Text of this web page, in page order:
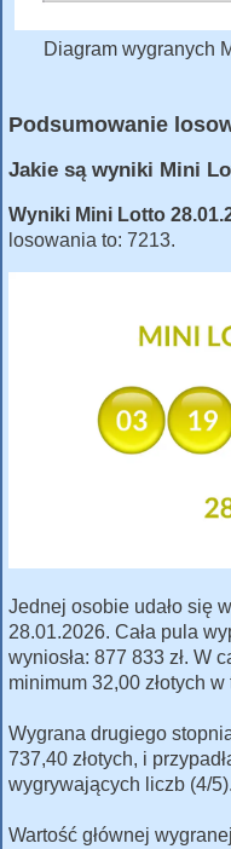
Diagram wygranych
Podsumowanie
Jakie są wyniki Mini
Wyniki Mini Lotto
losowania to: 7213.
Jednej osobie udało się
28.01.2026. Cała pula
wyniosła: 877 833 zł. W
minimum 32,00 złotych
Wygrana drugiego
737,40 złotych, i
wygrywających liczb (4/5).
Wartość głównej